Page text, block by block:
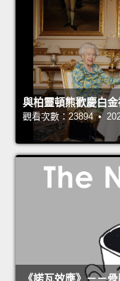
與柏靈頓熊歡慶白
觀看次數：23894 •